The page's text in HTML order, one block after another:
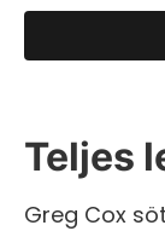
Teljes
Greg Cox